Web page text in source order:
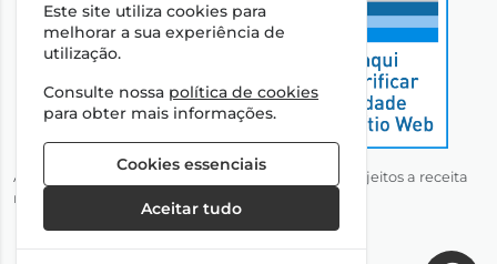
Autorizado a disponibilizar medicamentos não sujeitos a receita
médica através da Internet pelo Infarmed, I.P.
Este site utiliza cookies para
melhorar a sua experiência de
utilização.
Consulte nossa política de cookies
para obter mais informações.
Cookies essenciais
Aceitar tudo